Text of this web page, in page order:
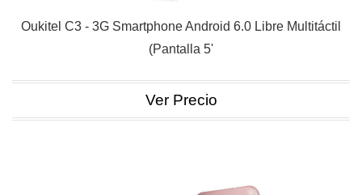
Oukitel C3 - 3G Smartphone Android 6.0 Libre Multitáctil
(Pantalla 5'
Ver Precio